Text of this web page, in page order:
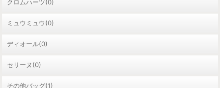
クロムハーツ(0)
ミュウミュウ(0)
ディオール(0)
セリーヌ(0)
その他バッグ(1)